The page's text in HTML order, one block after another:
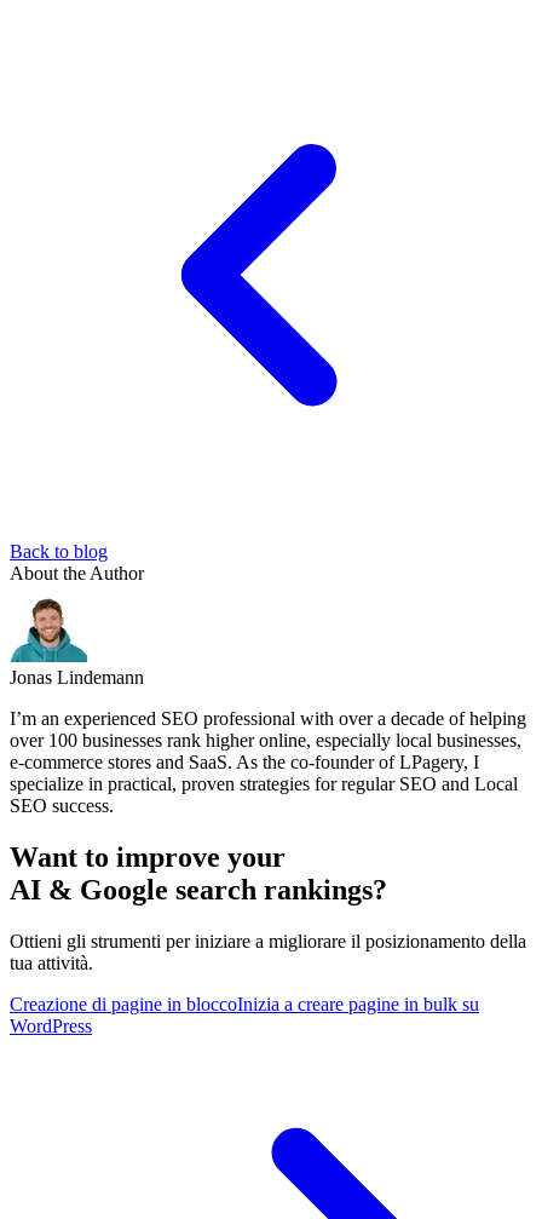
Back to blog
About the Author
Jonas Lindemann
I’m an experienced SEO professional with over a decade of helping
over 100 businesses rank higher online, especially local businesses,
e-commerce stores and SaaS. As the co-founder of LPagery, I
specialize in practical, proven strategies for regular SEO and Local
SEO success.
Want to improve your
AI & Google search rankings?
Ottieni gli strumenti per iniziare a migliorare il posizionamento della
tua attività.
Creazione di pagine in bloccoInizia a creare pagine in bulk su
WordPress